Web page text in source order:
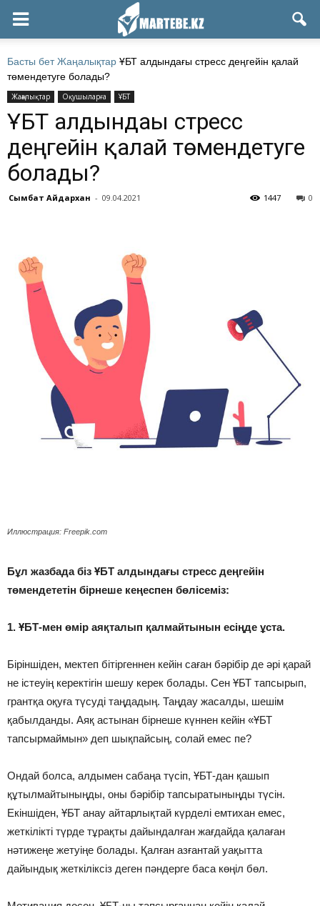
Басты бет Жаңалықтар ҰБТ алдындағы стресс деңгейін қалай
төмендетуге болады?
Жаңалықтар Оқушыларға ҰБТ
ҰБТ алдындағы стресс
деңгейін қалай төмендетуге
болады?
Сымбат Айдархан - 09.04.2021 0
1447
Иллюстрация: Freepik.com
Бұл жазбада біз ҰБТ алдындағы стресс деңгейін
төмендететін бірнеше кеңеспен бөлісеміз:
1. ҰБТ-мен өмір аяқталып қалмайтынын есіңде ұста.
Біріншіден, мектеп бітіргеннен кейін саған бәрібір де әрі қарай
не істеуің керектігін шешу керек болады. Сен ҰБТ тапсырып,
грантқа оқуға түсуді таңдадың. Таңдау жасалды, шешім
қабылданды. Аяқ астынан бірнеше күннен кейін «ҰБТ
тапсырмаймын» деп шықпайсың, солай емес пе?
Ондай болса, алдымен сабаңа түсіп, ҰБТ-дан қашып
құтылмайтыныңды, оны бәрібір тапсыратыныңды түсін.
Екіншіден, ҰБТ анау айтарлықтай күрделі емтихан емес,
жеткілікті түрде тұрақты дайындалған жағдайда қалаған
нәтижеңе жетуіңе болады. Қалған азғантай уақытта
дайындық жеткіліксіз деген пәндерге баса көңіл бөл.